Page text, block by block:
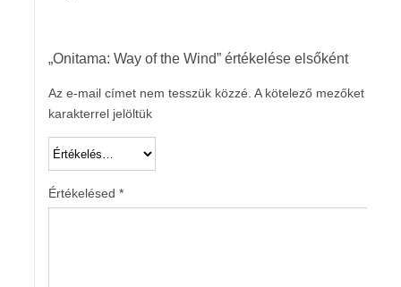
„Onitama: Way of the Wind” értékelése elsőként
Az e-mail címet nem tesszük közzé. A kötelező mezőket
karakterrel jelöltük
Értékelésed *